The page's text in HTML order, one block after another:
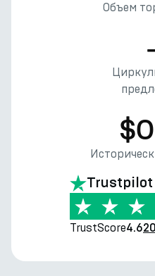
Объем
Trustpilot
TrustScore4.6